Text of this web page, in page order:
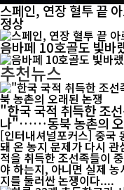
스페인, 연장 혈투 끝
정상
음바페 10호골도 빛
추천뉴스
"한국 국적 취득한 조
나"……동북 농촌의 오
[인터내셔널포커스] 중국
돼 온 농지 문제가 다시
적을 취득한 조선족들이
야 하는지, 아니면 실제
지를 둘러싼 논쟁이다....